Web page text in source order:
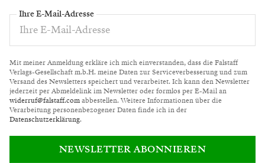
Ihre E-Mail-Adresse
Mit meiner Anmeldung erkläre ich mich einverstanden, dass die Falstaff
Verlags-Gesellschaft m.b.H. meine Daten zur Serviceverbesserung und zum
Versand des Newsletters speichert und verarbeitet. Ich kann den Newsletter
jederzeit per Abmeldelink im Newsletter oder formlos per E-Mail an
widerruf@falstaff.comabbestellen. Weitere Informationen über die
Verarbeitung personenbezogener Daten finde ich in der
Datenschutzerklärung.
NEWSLETTER ABONNIEREN